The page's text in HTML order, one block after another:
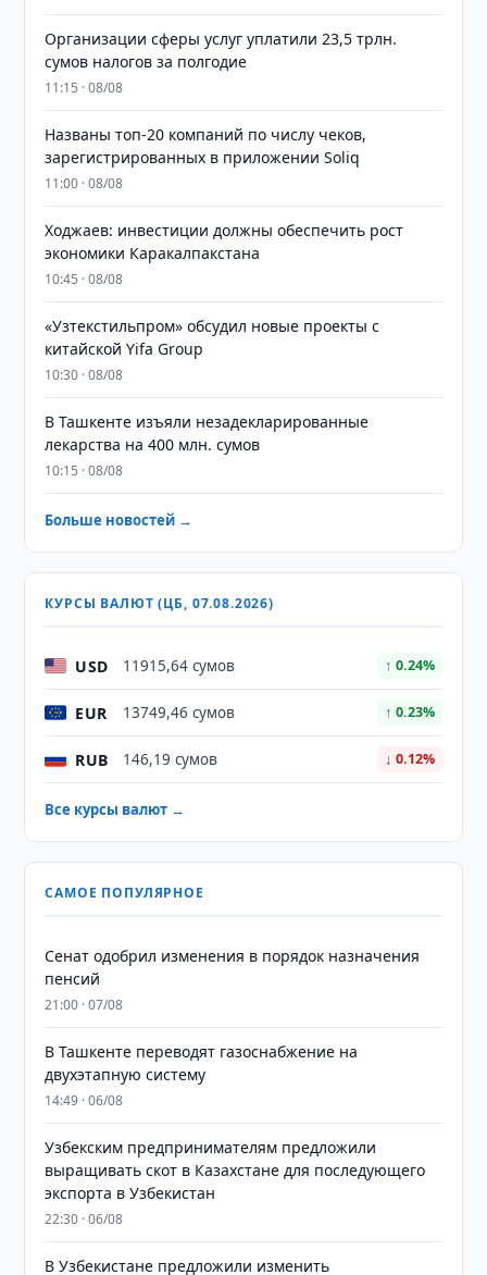
Организации сферы услуг уплатили 23,5 трлн.
сумов налогов за полгодие
11:15 · 08/08
Названы топ-20 компаний по числу чеков,
зарегистрированных в приложении Soliq
11:00 · 08/08
Ходжаев: инвестиции должны обеспечить рост
экономики Каракалпакстана
10:45 · 08/08
«Узтекстильпром» обсудил новые проекты с
китайской Yifa Group
10:30 · 08/08
​​​​​​​В Ташкенте изъяли незадекларированные
лекарства на 400 млн. сумов
10:15 · 08/08
Больше новостей →
КУРСЫ ВАЛЮТ (ЦБ, 07.08.2026)
USD 11915,64 сумов ↑ 0.24%
EUR 13749,46 сумов ↑ 0.23%
RUB 146,19 сумов ↓ 0.12%
Все курсы валют →
САМОЕ ПОПУЛЯРНОЕ
Сенат одобрил изменения в порядок назначения
пенсий
21:00 · 07/08
В Ташкенте переводят газоснабжение на
двухэтапную систему
14:49 · 06/08
Узбекским предпринимателям предложили
выращивать скот в Казахстане для последующего
экспорта в Узбекистан
22:30 · 06/08
В Узбекистане предложили изменить